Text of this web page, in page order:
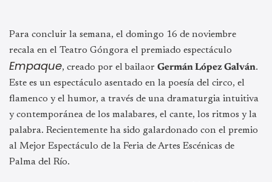
Para concluir la semana, el domingo 16 de noviembre
recala en el Teatro Góngora el premiado espectáculo
Empaque, creado por el bailaor Germán López Galván.
Este es un espectáculo asentado en la poesía del circo, el
flamenco y el humor, a través de una dramaturgia intuitiva
y contemporánea de los malabares, el cante, los ritmos y la
palabra. Recientemente ha sido galardonado con el premio
al Mejor Espectáculo de la Feria de Artes Escénicas de
Palma del Río.